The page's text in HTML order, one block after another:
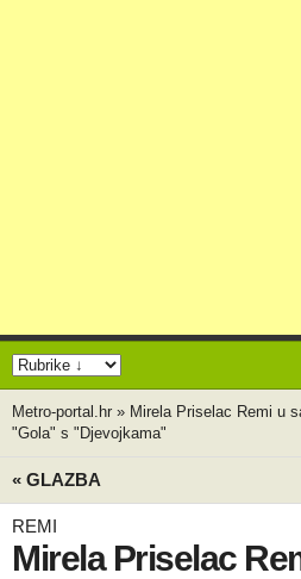
Metro-portal.hr » Mirela Priselac Remi u
"Gola" s "Djevojkama"
« GLAZBA
REMI
Mirela Priselac